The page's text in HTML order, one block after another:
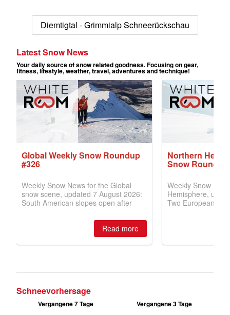
Diemtigtal - Grimmialp Schneerückschau
Schneevorhersage
Vergangene 7 Tage Vergangene 3 Tage